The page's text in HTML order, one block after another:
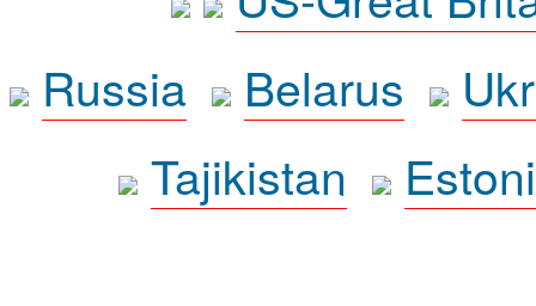
Russia
Belarus
Tajikistan